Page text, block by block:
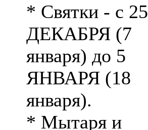
* Святки - с 25
ДЕКАБРЯ (7
января) до 5
ЯНВАРЯ (18
января).
* Мытаря и